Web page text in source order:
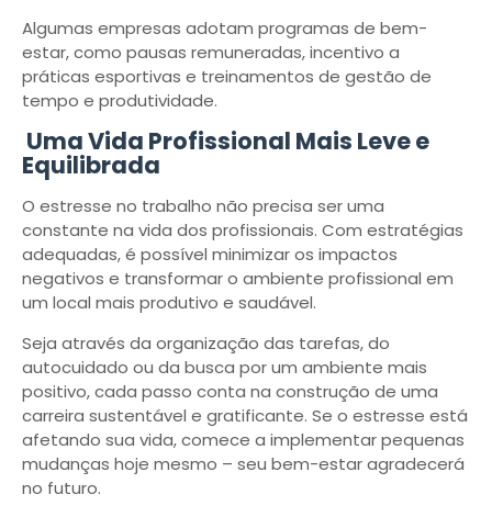
Algumas empresas adotam programas de bem-
estar, como pausas remuneradas, incentivo a
práticas esportivas e treinamentos de gestão de
tempo e produtividade.
Uma Vida Profissional Mais Leve e
Equilibrada
O estresse no trabalho não precisa ser uma
constante na vida dos profissionais. Com estratégias
adequadas, é possível minimizar os impactos
negativos e transformar o ambiente profissional em
um local mais produtivo e saudável.
Seja através da organização das tarefas, do
autocuidado ou da busca por um ambiente mais
positivo, cada passo conta na construção de uma
carreira sustentável e gratificante. Se o estresse está
afetando sua vida, comece a implementar pequenas
mudanças hoje mesmo – seu bem-estar agradecerá
no futuro.